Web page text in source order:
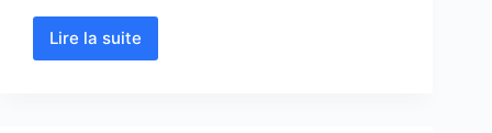
Lire la suite
Bassin